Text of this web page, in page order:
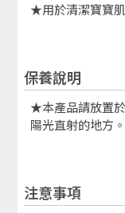
★用於清潔寶寶肌
保養說明
★本產品請放置
陽光直射的地方。
注意事項